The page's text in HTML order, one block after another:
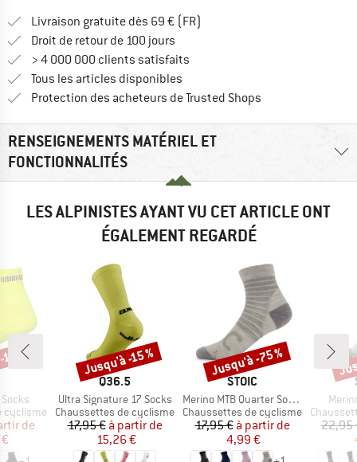
Livraison gratuite dès 69 € (FR)
Droit de retour de 100 jours
> 4 000 000 clients satisfaits
Tous les articles disponibles
Protection des acheteurs de Trusted Shops
RENSEIGNEMENTS MATÉRIEL ET
FONCTIONNALITÉS
LES ALPINISTES AYANT VU CET ARTICLE ONT
ÉGALEMENT REGARDÉ
cyclisme
réduit
de
%
MARQUE
Q36.5
Article
Ultra Signature 17 Socks
Product group
Chaussettes de cyclisme
Prix
17,95 € Prix réduit
à partir de
15,26 €
Remise
Jusqu'à -15 %
MARQUE
STOIC
Article
Merino MTB Quarter Socks
Product group
Chaussettes de cyclisme
Prix
17,95 € Prix réduit
à partir de
4,99 €
Remise
Jusqu'à -75 %
Article
Product
22,95